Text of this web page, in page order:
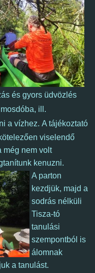
és gyors üdvözlés
ill.
a vízhez. A tájékoztató
viselendő
még nem volt
kenuzni.
A parton
kezdjük, majd a
sodrás nélküli
Tisza-tó
tanulási
szempontból is
álomnak
a tanulást.